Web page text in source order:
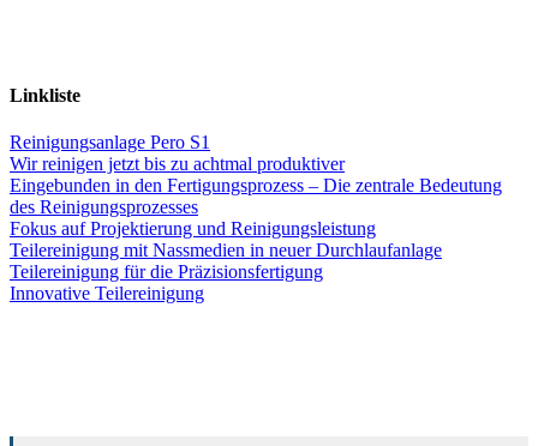
Linkliste
Reinigungsanlage Pero S1
Wir reinigen jetzt bis zu achtmal produktiver
Eingebunden in den Fertigungsprozess – Die zentrale Bedeutung
des Reinigungsprozesses
Fokus auf Projektierung und Reinigungsleistung
Teilereinigung mit Nassmedien in neuer Durchlaufanlage
Teilereinigung für die Präzisionsfertigung
Innovative Teilereinigung